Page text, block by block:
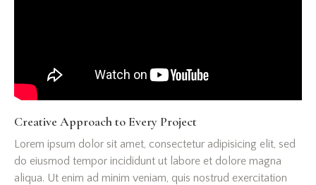
Creative Approach to Every Project
Lorem ipsum dolor sit amet, consectetur adipisicing elit, sed
do eiusmod tempor incididunt ut labore et dolore magna
aliqua. Ut enim ad minim veniam, quis nostrud exercitation